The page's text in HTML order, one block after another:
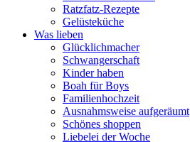
Ratzfatz-Rezepte
Gelüsteküche
Was lieben
Glücklichmacher
Schwangerschaft
Kinder haben
Boah für Boys
Familienhochzeit
Ausnahmsweise aufgeräumt
Schönes shoppen
Liebelei der Woche